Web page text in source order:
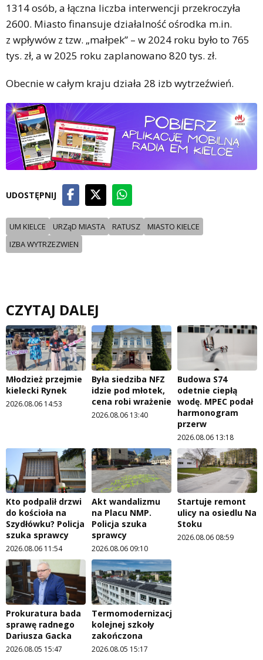
1314 osób, a łączna liczba interwencji przekroczyła
2600. Miasto finansuje działalność ośrodka m.in.
z wpływów z tzw. „małpek” – w 2024 roku było to 765
tys. zł, a w 2025 roku zaplanowano 820 tys. zł.
Obecnie w całym kraju działa 28 izb wytrzeźwień.
UDOSTĘPNIJ
UM KIELCE URZąD MIASTA RATUSZ
MIASTO KIELCE
IZBA WYTRZEZWIEN
CZYTAJ DALEJ
Młodzież przejmie
kielecki Rynek
2026.08.06 14:53
Była siedziba NFZ
idzie pod młotek,
cena robi wrażenie
2026.08.06 13:40
Budowa S74
odetnie ciepłą
wodę. MPEC podał
harmonogram
przerw
2026.08.06 13:18
Kto podpalił drzwi
do kościoła na
Szydłówku? Policja
szuka sprawcy
2026.08.06 11:54
Akt wandalizmu
na Placu NMP.
Policja szuka
sprawcy
2026.08.06 09:10
Startuje remont
ulicy na osiedlu Na
Stoku
2026.08.06 08:59
Prokuratura bada
sprawę radnego
Dariusza Gacka
2026.08.05 15:47
Termomodernizacja
kolejnej szkoły
zakończona
2026.08.05 15:17